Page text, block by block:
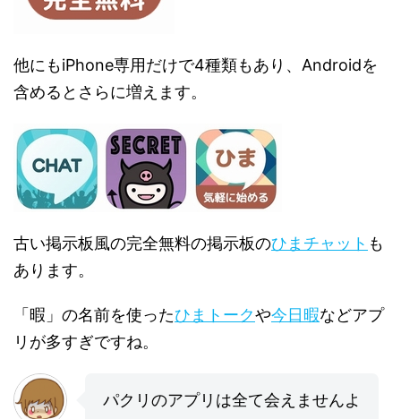
他にもiPhone専用だけで4種類もあり、Androidを
含めるとさらに増えます。
古い掲示板風の完全無料の掲示板のひまチャット も
あります。
「暇」の名前を使ったひまトークや今日暇などアプ
リが多すぎですね。
パクリのアプリは全て会えませんよ